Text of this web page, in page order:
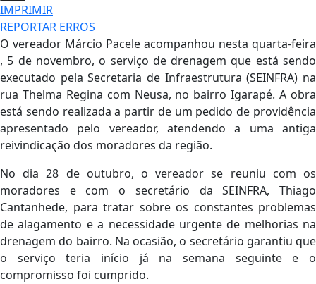
IMPRIMIR
REPORTAR ERROS
O vereador Márcio Pacele acompanhou nesta quarta-feira
, 5 de novembro, o serviço de drenagem que está sendo
executado pela Secretaria de Infraestrutura (SEINFRA) na
rua Thelma Regina com Neusa, no bairro Igarapé. A obra
está sendo realizada a partir de um pedido de providência
apresentado pelo vereador, atendendo a uma antiga
reivindicação dos moradores da região.
No dia 28 de outubro, o vereador se reuniu com os
moradores e com o secretário da SEINFRA, Thiago
Cantanhede, para tratar sobre os constantes problemas
de alagamento e a necessidade urgente de melhorias na
drenagem do bairro. Na ocasião, o secretário garantiu que
o serviço teria início já na semana seguinte e o
compromisso foi cumprido.